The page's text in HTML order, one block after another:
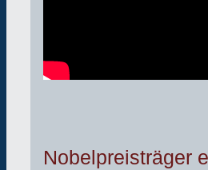
Nobelpreisträger